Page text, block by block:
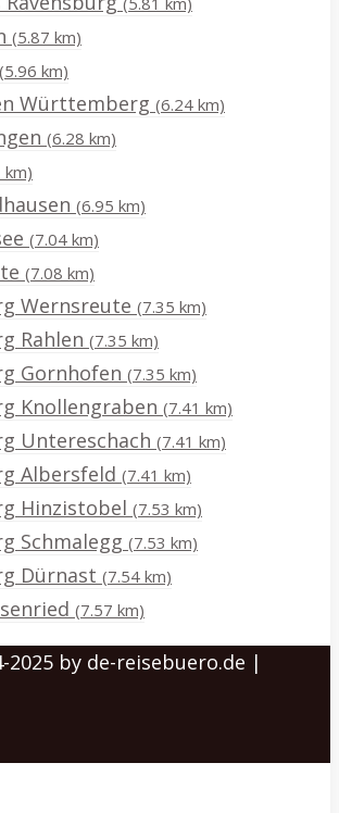
(5.87 km)
(5.96 km)
Württemberg (6.24 km)
(6.28 km)
km)
(6.95 km)
(7.04 km)
(7.08 km)
Wernsreute (7.35 km)
Rahlen (7.35 km)
Gornhofen (7.35 km)
Knollengraben (7.41 km)
Untereschach (7.41 km)
Albersfeld (7.41 km)
Hinzistobel (7.53 km)
Schmalegg (7.53 km)
Dürnast (7.54 km)
(7.57 km)
2025 by de-reisebuero.de |